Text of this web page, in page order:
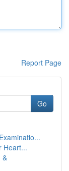
Report Page
Go
Heart...
&